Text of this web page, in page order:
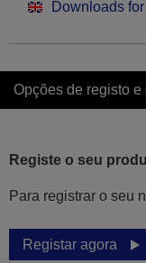
Downloads
Opções de registo e
Registe o seu
Para registrar o seu
Registar agora